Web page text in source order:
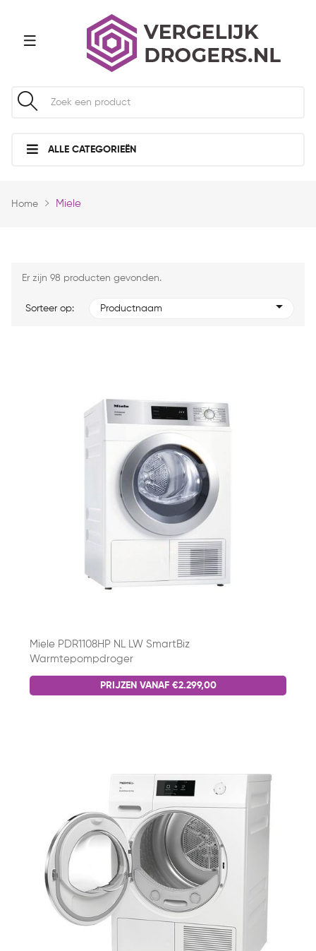
ALLE CATEGORIEËN
Home Miele
Er zijn 98 producten gevonden.
Sorteer op: Productnaam
Miele PDR1108HP NL LW SmartBiz
Warmtepompdroger
PRIJZEN VANAF €2.299,00